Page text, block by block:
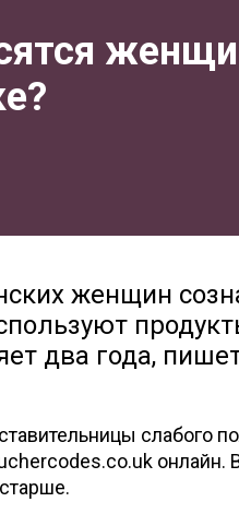
женщин
два года,
слабого
онлайн.